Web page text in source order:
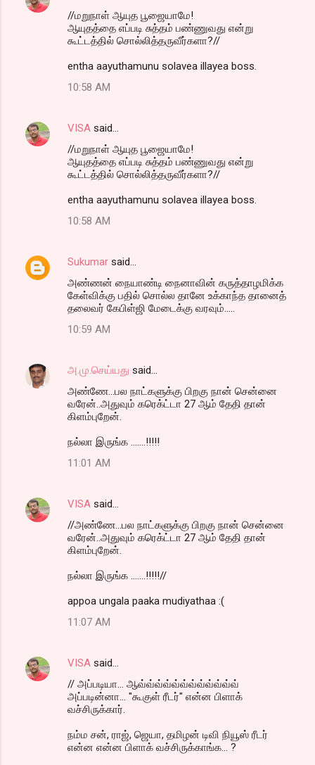
//மறுநாள் ஆயுத பூஜையாமே!
ஆயுதத்தை எப்படி சுத்தம் பண்ணுவது என்று
கூட்டத்தில் சொல்லித்தருவீர்களா?//
entha aayuthamunu solavea illayea boss.
10:58 AM
VISA said…
//மறுநாள் ஆயுத பூஜையாமே!
ஆயுதத்தை எப்படி சுத்தம் பண்ணுவது என்று
கூட்டத்தில் சொல்லித்தருவீர்களா?//
entha aayuthamunu solavea illayea boss.
10:58 AM
Sukumar said…
அண்ணன் நையாண்டி நைனாவின் கருத்தாழமிக்க
கேள்விக்கு பதில் சொல்ல தானே உக்காந்த தானைத்
தலைவர் கேபிள்ஜி மேடைக்கு வரவும்.....
10:59 AM
அ.மு.செய்யது said…
அண்ணே...பல நாட்களுக்கு பிறகு நான் சென்னை
வரேன்..அதுவும் கரெக்ட்டா 27 ஆம் தேதி தான்
கிளம்புறேன்.
நல்லா இருங்க .......!!!!!
11:01 AM
VISA said…
//அண்ணே...பல நாட்களுக்கு பிறகு நான் சென்னை
வரேன்..அதுவும் கரெக்ட்டா 27 ஆம் தேதி தான்
கிளம்புறேன்.
நல்லா இருங்க .......!!!!!//
appoa ungala paaka mudiyathaa :(
11:07 AM
VISA said…
// அப்படியா... ஆவ்வ்வ்வ்வ்வ்வ்வ்வ்வ்வ்வ்
அப்படின்னா... "கூகுள் ரீடர்" என்ன பிளாக்
வச்சிருக்கார்.
நம்ம சன், ராஜ், ஜெயா, தமிழன் டிவி நியூஸ் ரீடர்
என்ன என்ன பிளாக் வச்சிருக்காங்க... ?